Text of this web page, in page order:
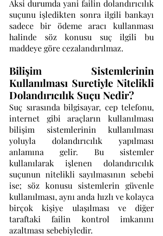
Aksi durumda yani failin dolandırıcılık
suçunu işledikten sonra ilgili bankayı
sadece bir ödeme aracı kullanması
halinde söz konusu suç ilgili bu
maddeye göre cezalandırılmaz.
Bilişim Sistemlerinin
Kullanılması Suretiyle Nitelikli
Dolandırıcılık Suçu Nedir?
Suç sırasında bilgisayar, cep telefonu,
internet gibi araçların kullanılması
bilişim sistemlerinin kullanılması
yoluyla dolandırıcılık yapılması
anlamına gelir. Bu sistemler
kullanılarak işlenen dolandırıcılık
suçunun nitelikli sayılmasının sebebi
ise; söz konusu sistemlerin güvenle
kullanılması, aynı anda hızlı ve kolayca
birçok kişiye ulaşılması ve diğer
taraftaki failin kontrol imkanını
azaltması sebebiyledir.